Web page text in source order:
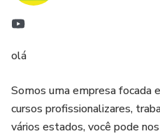
olá
Somos uma empresa focada
cursos profissionalizares,
vários estados, você pode